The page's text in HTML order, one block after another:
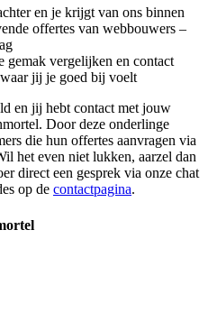
en je krijgt van ons binnen
offertes van webbouwers –
gemak vergelijken en contact
jij je goed bij voelt
en jij hebt contact met jouw
Door deze onderlinge
die hun offertes aanvragen via
het even niet lukken, aarzel dan
direct een gesprek via onze chat
op de contactpagina.